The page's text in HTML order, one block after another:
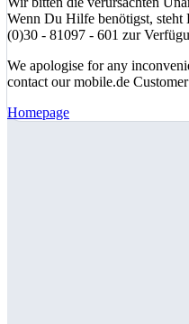
Wenn Du Hilfe benötigst,
(0)30 - 81097 - 601 zur
We apologise for any
contact our mobile.de
Homepage